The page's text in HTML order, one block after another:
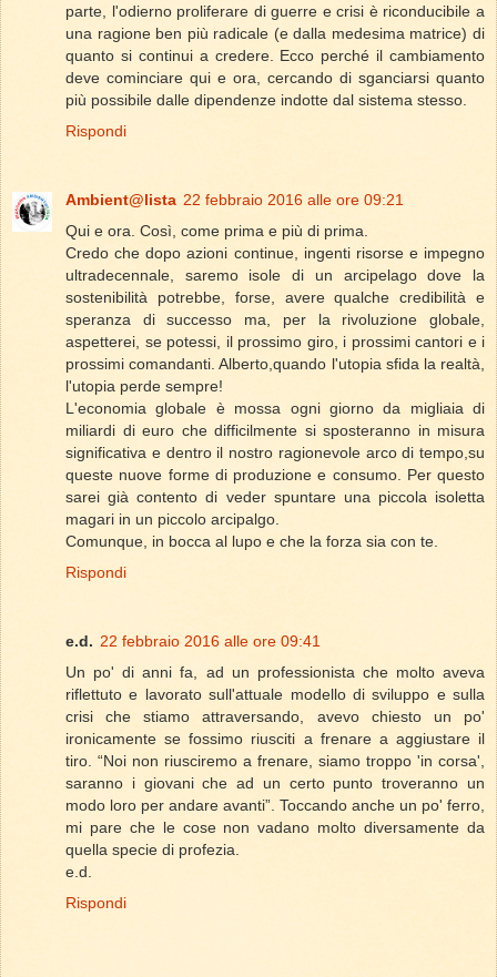
parte, l'odierno proliferare di guerre e crisi è riconducibile a
una ragione ben più radicale (e dalla medesima matrice) di
quanto si continui a credere. Ecco perché il cambiamento
deve cominciare qui e ora, cercando di sganciarsi quanto
più possibile dalle dipendenze indotte dal sistema stesso.
Rispondi
Ambient@lista 22 febbraio 2016 alle ore 09:21
Qui e ora. Così, come prima e più di prima.
Credo che dopo azioni continue, ingenti risorse e impegno
ultradecennale, saremo isole di un arcipelago dove la
sostenibilità potrebbe, forse, avere qualche credibilità e
speranza di successo ma, per la rivoluzione globale,
aspetterei, se potessi, il prossimo giro, i prossimi cantori e i
prossimi comandanti. Alberto,quando l'utopia sfida la realtà,
l'utopia perde sempre!
L'economia globale è mossa ogni giorno da migliaia di
miliardi di euro che difficilmente si sposteranno in misura
significativa e dentro il nostro ragionevole arco di tempo,su
queste nuove forme di produzione e consumo. Per questo
sarei già contento di veder spuntare una piccola isoletta
magari in un piccolo arcipalgo.
Comunque, in bocca al lupo e che la forza sia con te.
Rispondi
e.d. 22 febbraio 2016 alle ore 09:41
Un po' di anni fa, ad un professionista che molto aveva
riflettuto e lavorato sull'attuale modello di sviluppo e sulla
crisi che stiamo attraversando, avevo chiesto un po'
ironicamente se fossimo riusciti a frenare a aggiustare il
tiro. “Noi non riusciremo a frenare, siamo troppo 'in corsa',
saranno i giovani che ad un certo punto troveranno un
modo loro per andare avanti”. Toccando anche un po' ferro,
mi pare che le cose non vadano molto diversamente da
quella specie di profezia.
e.d.
Rispondi